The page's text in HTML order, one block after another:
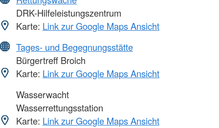
DRK-Hilfeleistungszentrum
Karte: Link zur Google Maps Ansicht
Tages- und Begegnungsstätte
Bürgertreff Broich
Karte: Link zur Google Maps Ansicht
Wasserwacht
Wasserrettungsstation
Karte: Link zur Google Maps Ansicht